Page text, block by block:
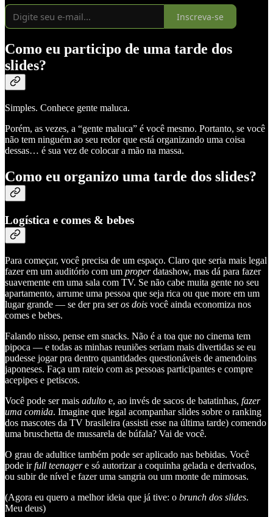
Inscreva-se
Como eu participo de uma tarde dos
slides?
Simples. Conhece gente maluca.
Porém, as vezes, a “gente maluca” é você mesmo. Portanto, se você
não tem ninguém ao seu redor que está organizando uma coisa
dessas… é sua vez de colocar a mão na massa.
Como eu organizo uma tarde dos slides?
Logística e comes & bebes
Para começar, você precisa de um espaço. Claro que seria mais legal
fazer em um auditório com um properdatashow, mas dá para fazer
suavemente em uma sala com TV. Se não cabe muita gente no seu
apartamento, arrume uma pessoa que seja rica ou que more em um
lugar grande — se der pra seros dois você ainda economiza nos
comes e bebes.
Falando nisso, pense em snacks. Não é a toa que no cinema tem
pipoca — e todas as minhas reuniões seriam mais divertidas se eu
pudesse jogar pra dentro quantidades questionáveis de amendoins
japoneses. Faça um rateio com as pessoas participantes e compre
acepipes e petiscos.
Você pode ser mais adulto e, ao invés de sacos de batatinhas, fazer
uma comida. Imagine que legal acompanhar slides sobre o ranking
dos mascotes da TV brasileira (assisti esse na última tarde) comendo
uma bruschetta de mussarela de búfala? Vai de você.
O grau de adultice também pode ser aplicado nas bebidas. Você
pode irfull teenagere só autorizar a coquinha gelada e derivados,
ou subir de nível e fazer uma sangria ou um monte de mimosas.
(Agora eu quero a melhor ideia que já tive: o brunch dos slides.
Meu deus)